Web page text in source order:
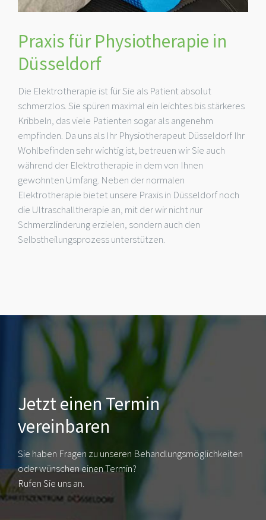
Praxis für Physiotherapie in
Düsseldorf
Die Elektrotherapie ist für Sie als Patient absolut
schmerzlos. Sie spüren maximal ein leichtes bis stärkeres
Kribbeln, das viele Patienten sogar als angenehm
empfinden. Da uns als Ihr Physiotherapeut Düsseldorf Ihr
Wohlbefinden sehr wichtig ist, betreuen wir Sie auch
während der Elektrotherapie in dem von Ihnen
gewohnten Umfang. Neben der normalen
Elektrotherapie bietet unsere Praxis in Düsseldorf noch
die Ultraschalltherapie an, mit der wir nicht nur
Schmerzlinderung erzielen, sondern auch den
Selbstheilungsprozess unterstützen.
Jetzt einen Termin
vereinbaren
Sie haben Fragen zu unseren Behandlungsmöglichkeiten
oder wünschen einen Termin?
Rufen Sie uns an.